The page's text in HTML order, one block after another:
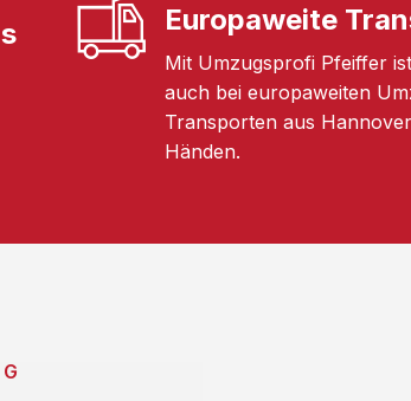
Europaweite
Mit Umzugsprofi Pfeiffer
auch bei europaweiten
Transporten aus
Händen.